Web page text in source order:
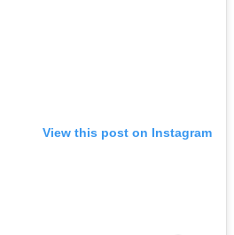
View this post on Instagram